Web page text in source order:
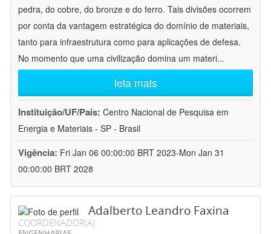
pedra, do cobre, do bronze e do ferro. Tais divisões ocorrem
por conta da vantagem estratégica do domínio de materiais,
tanto para infraestrutura como para aplicações de defesa.
No momento que uma civilização domina um materi...
leia mais
Instituição/UF/País: Centro Nacional de Pesquisa em
Energia e Materiais - SP - Brasil
Vigência: Fri Jan 06 00:00:00 BRT 2023-Mon Jan 31
00:00:00 BRT 2028
Adalberto Leandro Faxina
COORDENADOR(A)